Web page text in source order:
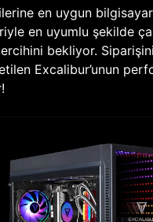
en uygun
en uyumlu şekilde
bekliyor.
Excalibur’unun